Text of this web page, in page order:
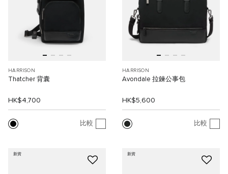
HARRISON
Thatcher 背囊
HK$4,700
比較
HARRISON
Avondale 拉鍊公事包
HK$5,600
比較
新貨 新貨